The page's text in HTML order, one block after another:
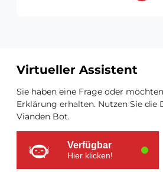
Zusätzliche
Ressourcen
Virtueller Assistent
Sie haben eine Frage oder
Erklärung erhalten. Nutzen Sie die
Vianden Bot.
Verfügbar
Hier klicken!